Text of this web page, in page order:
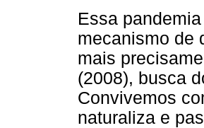
Essa
mecanismo de
mais
(2008), busca
Convivemos
naturaliza e